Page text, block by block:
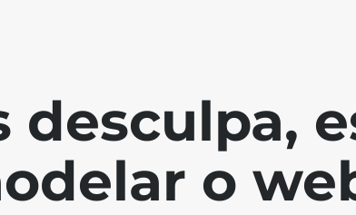
desculpa,
o